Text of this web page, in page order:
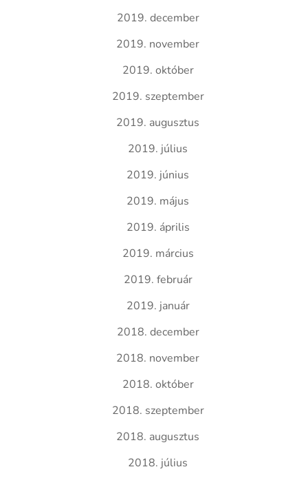
2019. december
2019. november
2019. október
2019. szeptember
2019. augusztus
2019. július
2019. június
2019. május
2019. április
2019. március
2019. február
2019. január
2018. december
2018. november
2018. október
2018. szeptember
2018. augusztus
2018. július